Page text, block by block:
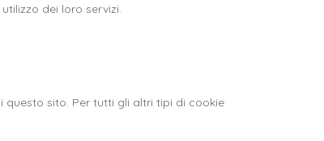
dei loro servizi.
sito. Per tutti gli altri tipi di cookie